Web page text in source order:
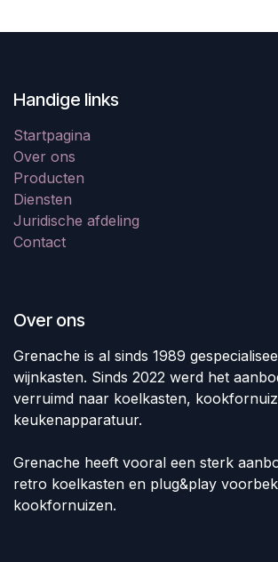
Handige links
Startpagina
Over ons
Producten
Diensten
Juridische afdeling
Contact
Over ons
Grenache is al sinds 1989
wijnkasten. Sinds 2022 werd het
verruimd naar koelkasten,
keukenapparatuur.
Grenache heeft vooral een sterk
retro koelkasten en plug&play
kookfornuizen.